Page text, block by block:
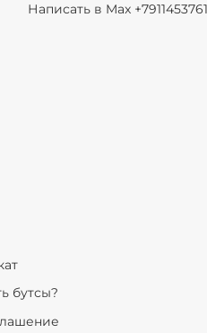
Написать в Max
бутсы?